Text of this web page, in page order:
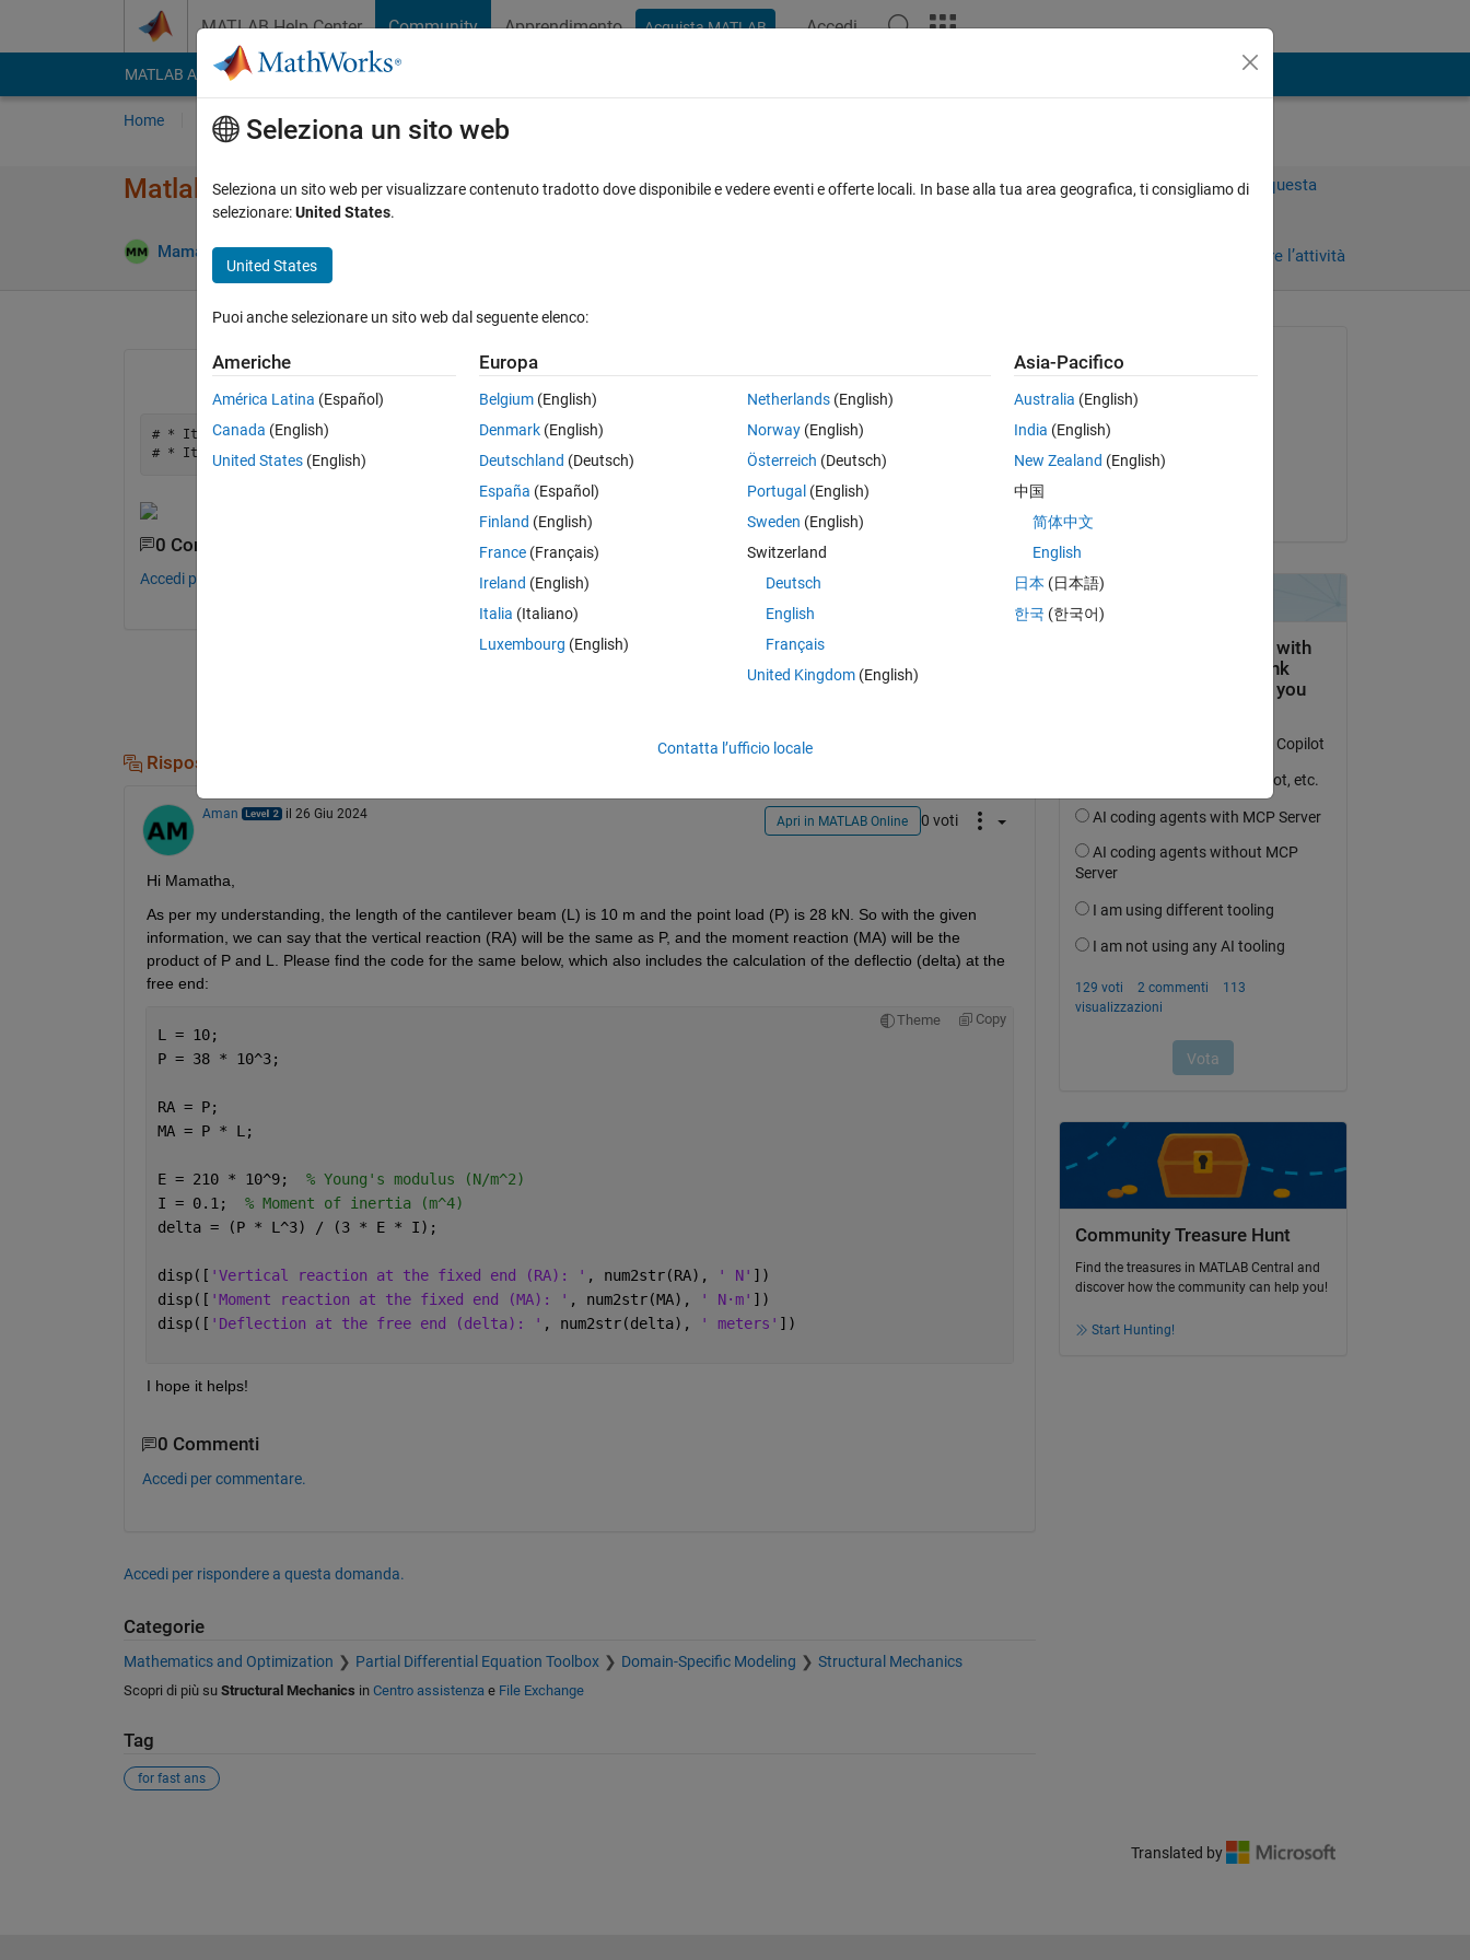
MATLAB Help Center Community Apprendimento Acquista MATLAB Accedi
MATLAB Answers File Exchange Cody
Home Poni una domanda Risposta Naviga
Matlab code for cantilever beam with point load at free end
Mamatha S 26 Giu 2024
Accedi per rispondere a questa
Accedi per seguire l’attività
0 voti
# * Item one
0 Commenti
Accedi per commentare.
Risposte (1)
Aman il 26 Giu 2024 Apri in MATLAB Online 0 voti
Hi Mamatha,
As per my understanding, the length of the cantilever beam (L) is 10 m and the point load (P) is 28 kN. So with the given
information, we can say that the vertical reaction (RA) will be the same as P, and the moment reaction (MA) will be the
product of P and L. Please find the code for the same below, which also includes the calculation of the deflectio (delta) at the
free end:
Theme Copy
L = 10;
P = 38 * 10^3;
RA = P;
MA = P * L;
E = 210 * 10^9; % Young's modulus (N/m^2)
I = 0.1; % Moment of inertia (m^4)
delta = (P * L^3) / (3 * E * I);
disp([ 'Vertical reaction at the fixed end (RA): ' , num2str(RA), ' N' ])
disp([ 'Moment reaction at the fixed end (MA): ' , num2str(MA), ' N·m' ])
disp([ 'Deflection at the free end (delta): ' , num2str(delta), ' meters' ])
I hope it helps!
0 Commenti
Accedi per commentare.
Accedi per rispondere a questa domanda.
Categorie
Mathematics and Optimization Partial Differential Equation Toolbox Domain-Specific Modeling Structural Mechanics
Scopri di più su Structural Mechanics in Centro assistenzae File Exchange
Tag
for fast ans
Richiesto:
il 26 Giu 2024
Risposto:
Community Treasure Hunt
Find the treasures in MATLAB Central and
discover how the community can help you!
Start Hunting!
Translated by
Seleziona un sito web
Seleziona un sito web per visualizzare contenuto tradotto dove disponibile e vedere eventi e offerte locali. In base alla tua area geografica, ti consigliamo di
selezionare:United States.
United States
Puoi anche selezionare un sito web dal seguente elenco:
Americhe
América Latina (Español)
Canada (English)
United States (English)
Europa
Belgium (English)
Denmark (English)
Deutschland (Deutsch)
España (Español)
Finland (English)
France (Français)
Ireland (English)
Italia (Italiano)
Luxembourg (English)
Netherlands(English)
Norway(English)
Österreich (Deutsch)
Portugal (English)
Sweden (English)
Switzerland
Deutsch
English
Français
United Kingdom(English)
Asia-Pacifico
Australia (English)
India (English)
New Zealand (English)
中国
简体中文
English
日本 (日本語)
한국 (한국어)
Contatta l’ufficio locale